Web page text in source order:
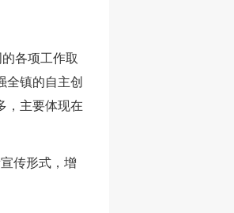
各项工作取
全镇的自主创
，主要体现在
传形式，增